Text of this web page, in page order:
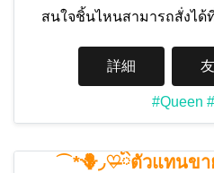
สนใจชิ้นไหนสามารถสั่งได้
詳細
#Queen
⌒*🪻◞♡̶ིྀตัวแทนข